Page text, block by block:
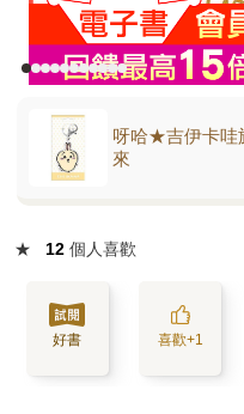
呀哈★吉伊卡哇
來
★ 12 個人喜歡
好書 喜歡+1